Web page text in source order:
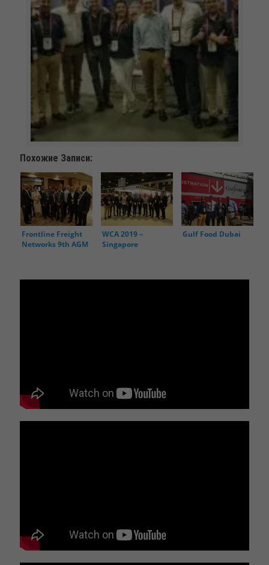
Похожие Записи:
Frontline Freight
Networks 9th AGM
WCA 2019 –
Singapore
Gulf Food Dubai